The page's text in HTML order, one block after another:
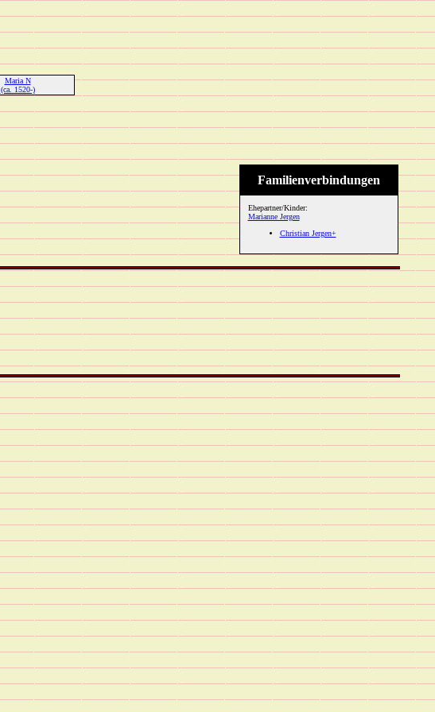
Maria N
(ca. 1520-)
Familienverbindungen
Ehepartner/Kinder:
Marianne Jergen
Christian Jergen+